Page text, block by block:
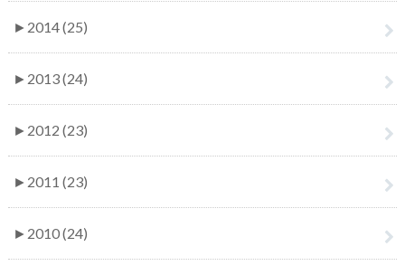
► 2014 (25)
► 2013 (24)
► 2012 (23)
► 2011 (23)
► 2010 (24)